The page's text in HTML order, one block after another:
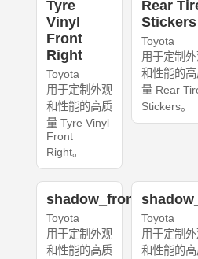
Tyre
Vinyl
Front
Right
Toyota
用于定制外观
和性能的高质
量 Tyre Vinyl
Front
Right。
Rear
Stickers
Toyota
用于定制
和性能的
量 Rear
Stickers。
shadow_front_left
Toyota
用于定制外观
和性能的高质
Toyota
用于定制
和性能的